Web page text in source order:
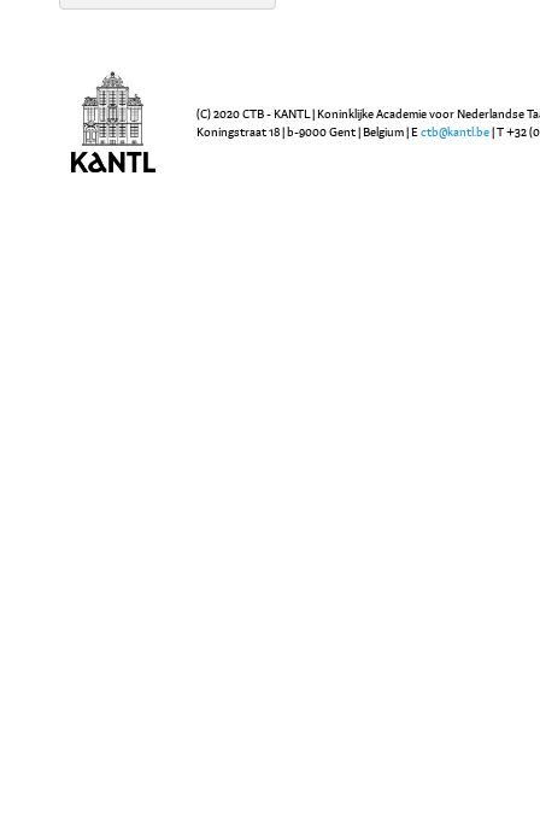
(C) 2020 CTB - KANTL | Koninklijke Academie voor Nederlandse
Koningstraat 18 | b-9000 Gent | Belgium | E ctb@kantl.be | T +32